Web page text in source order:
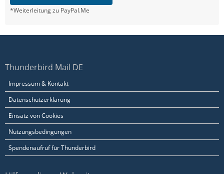
*Weiterleitung zu PayPal.Me
Thunderbird Mail DE
Impressum & Kontakt
Datenschutzerklärung
Einsatz von Cookies
Nutzungsbedingungen
Spendenaufruf für Thunderbird